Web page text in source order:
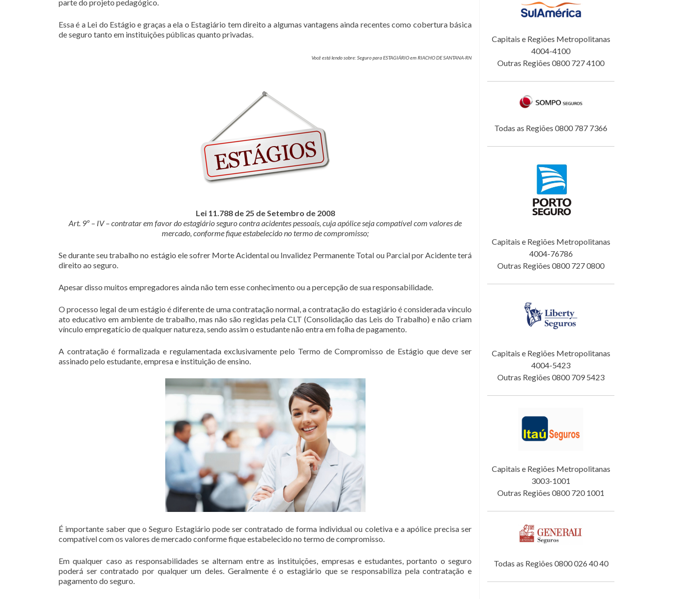
parte do projeto pedagógico.
Essa é a Lei do Estágio e graças a ela o Estagiário tem direito a algumas vantagens ainda recentes como cobertura básica
de seguro tanto em instituições públicas quanto privadas.
Você está lendo sobre: Seguro para ESTAGIÁRIO em RIACHO DE SANTANA-RN
Lei 11.788 de 25 de Setembro de 2008
Art. 9º – IV – contratar em favor do estagiário seguro contra acidentes pessoais, cuja apólice seja compatível com valores de
mercado, conforme fique estabelecido no termo de compromisso;
Se durante seu trabalho no estágio ele sofrer Morte Acidental ou Invalidez Permanente Total ou Parcial por Acidente terá
direito ao seguro.
Apesar disso muitos empregadores ainda não tem esse conhecimento ou a percepção de sua responsabilidade.
O processo legal de um estágio é diferente de uma contratação normal, a contratação do estagiário é considerada vínculo
ato educativo em ambiente de trabalho, mas não são regidas pela CLT (Consolidação das Leis do Trabalho) e não criam
vínculo empregatício de qualquer natureza, sendo assim o estudante não entra em folha de pagamento.
A contratação é formalizada e regulamentada exclusivamente pelo Termo de Compromisso de Estágio que deve ser
assinado pelo estudante, empresa e instituição de ensino.
É importante saber que o Seguro Estagiário pode ser contratado de forma individual ou coletiva e a apólice precisa ser
compatível com os valores de mercado conforme fique estabelecido no termo de compromisso.
Em qualquer caso as responsabilidades se alternam entre as instituições, empresas e estudantes, portanto o seguro
poderá ser contratado por qualquer um deles. Geralmente é o estagiário que se responsabiliza pela contratação e
pagamento do seguro.
Capitais e Regiões Metropolitanas
4004-4100
Outras Regiões 0800 727 4100
Todas as Regiões 0800 787 7366
Capitais e Regiões Metropolitanas
4004-76786
Outras Regiões 0800 727 0800
Capitais e Regiões Metropolitanas
4004-5423
Outras Regiões 0800 709 5423
Capitais e Regiões Metropolitanas
3003-1001
Outras Regiões 0800 720 1001
Todas as Regiões 0800 026 40 40